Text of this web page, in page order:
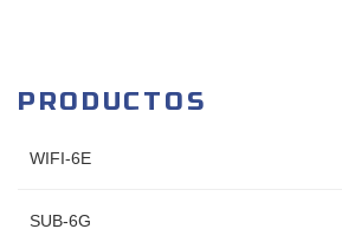
PRODUCTOS
WIFI-6E
SUB-6G